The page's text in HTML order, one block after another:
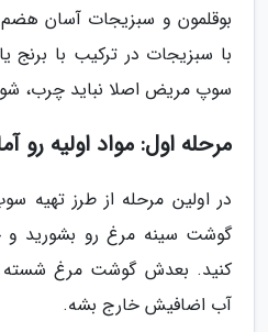
بوقلمون و سبزیجات آسان
با سبزیجات در ترکیب با برنج
سوپ مریض اصلا نباید چرب،
مرحله اول: مواد اولیه رو
در اولین مرحله از طرز تهیه
گوشت سینه مرغ رو بشورید
کنید. بعدش گوشت مرغ شسته
آب اضافیش خارج بشه.